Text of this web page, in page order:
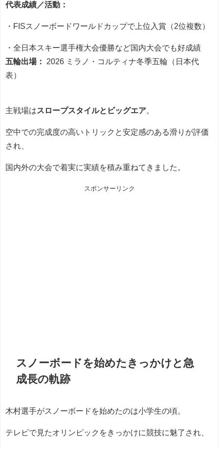
代表成績／活動：
・FISスノーボードワールドカップで上位入賞（2位複数）
・全日本スキー選手権大会優勝など国内大会でも好成績
五輪出場：
2026 ミラノ・コルティナ冬季五輪（日本代
表）
主戦場はスロープスタイルとビッグエア。
空中での完成度の高いトリックと安定感のある滑りが評価
され、
国内外の大会で着実に実績を積み重ねてきました。
スポンサーリンク
スノーボードを始めたきっかけと急
成長の軌跡
木村選手がスノーボードを始めたのは小学生の頃。
テレビで見たオリンピックをきっかけに競技に魅了され、